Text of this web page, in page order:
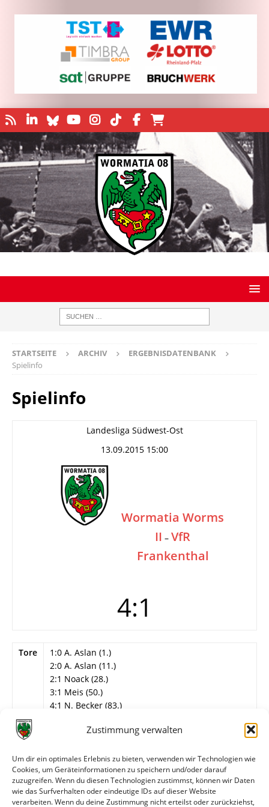
Zustimmung verwalten
Um dir ein optimales Erlebnis zu bieten, verwenden wir Technologien wie
Cookies, um Geräteinformationen zu speichern und/oder darauf
zuzugreifen. Wenn du diesen Technologien zustimmst, können wir Daten
wie das Surfverhalten oder eindeutige IDs auf dieser Website
verarbeiten. Wenn du deine Zustimmung nicht erteilst oder zurückziehst,
STARTSEITE ARCHIV
ERGEBNISDATENBANK
Spielinfo
Spielinfo
Landesliga Südwest-Ost
13.09.2015 15:00
Wormatia Worms
II – VfR
Frankenthal
4:1
Tore
1:0 A. Aslan (1.)
2:0 A. Aslan (11.)
2:1 Noack (28.)
3:1 Meis (50.)
4:1 N. Becker (83.)
Info
7. Spieltag
D. Müller – Dell, Volz, Bullinger (75. Thiel), A. Kraft
– N. Becker, Chehab, F. Schmidt, Meis (62. Frey) –
Schröher (66. Bach), A. Aslan.